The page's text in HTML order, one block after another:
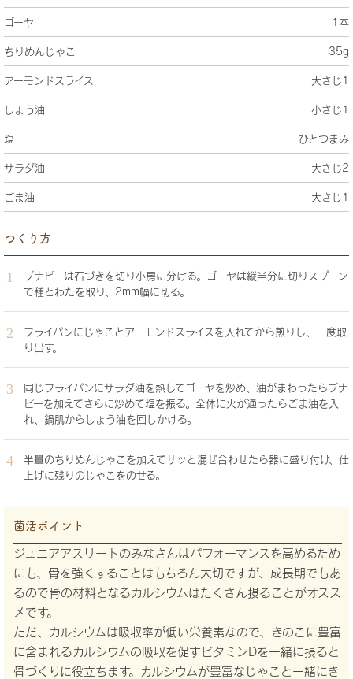
ゴーヤ 1本
ちりめんじゃこ 35g
アーモンドスライス 大さじ1
しょう油 小さじ1
塩 ひとつまみ
サラダ油 大さじ2
ごま油 大さじ1
つくり方
ブナピーは石づきを切り小房に分ける。ゴーヤは縦半分に切りスプーン
で種とわたを取り、2mm幅に切る。
フライパンにじゃことアーモンドスライスを入れてから煎りし、一度取
り出す。
同じフライパンにサラダ油を熱してゴーヤを炒め、油がまわったらブナ
ピーを加えてさらに炒めて塩を振る。全体に火が通ったらごま油を入
れ、鍋肌からしょう油を回しかける。
半量のちりめんじゃこを加えてサッと混ぜ合わせたら器に盛り付け、仕
上げに残りのじゃこをのせる。
菌活ポイント
ジュニアアスリートのみなさんはパフォーマンスを高めるため
にも、骨を強くすることはもちろん大切ですが、成長期でもあ
るので骨の材料となるカルシウムはたくさん摂ることがオスス
メです。
ただ、カルシウムは吸収率が低い栄養素なので、きのこに豊富
に含まれるカルシウムの吸収を促すビタミンDを一緒に摂ると
骨づくりに役立ちます。カルシウムが豊富なじゃこと一緒にき